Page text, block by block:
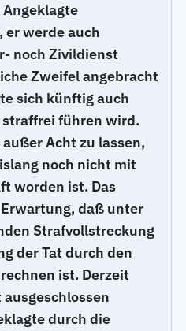
werde auch
noch Zivildienst
Zweifel angebracht
sich künftig auch
führen wird.
Acht zu lassen,
noch nicht mit
worden ist. Das
daß unter
Strafvollstreckung
der Tat durch den
ist. Derzeit
durch die